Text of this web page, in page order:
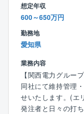
＜資格支援制度充実
■ゼネコンとして職
を図るため、積極
す。
しており、難関資
しては、学費補助
ます。20代から60
活躍をしていただ
想定年収
600～650万円
勤務地
愛知県
業務内容
【関西電力グルー
同社にて維持管理
せいたします。(エ
発注者と日々の打